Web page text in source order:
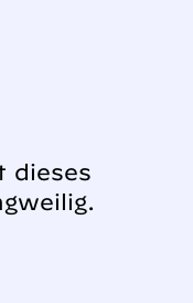
dieses